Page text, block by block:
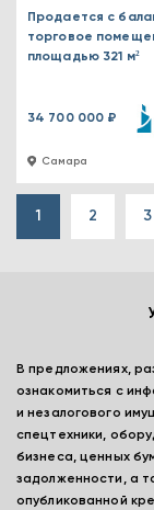
Самара
Продается с
торговое
площадью 321 м²
34 700 000 ₽
1 2 3
В предложениях,
ознакомиться с
и незалогового
спецтехники,
бизнеса, ценных
задолженности, а
опубликованной